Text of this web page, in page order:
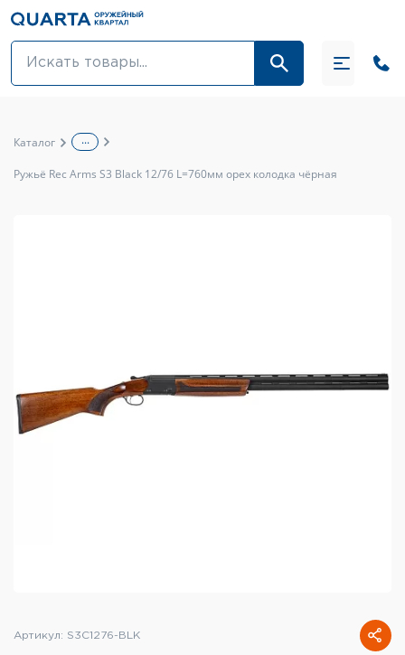
Оптовикам
Тактическое снаряжение
Каталог ...
Ружьё Rec Arms S3 Black 12/76 L=760мм орех колодка чёрная
Артикул: S3C1276-BLK